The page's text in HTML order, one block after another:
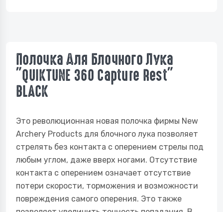
Полочка Для Блочного Лука
"QUIKTUNE 360 Capture Rest"
BLACK
Это революционная новая полочка фирмы New
Archery Products для блочного лука позволяет
стрелять без контакта с оперением стрелы под
любым углом, даже вверх ногами. Отсутствие
контакта с оперением означает отсутствие
потери скорости, торможения и возможности
повреждения самого оперения. Это также